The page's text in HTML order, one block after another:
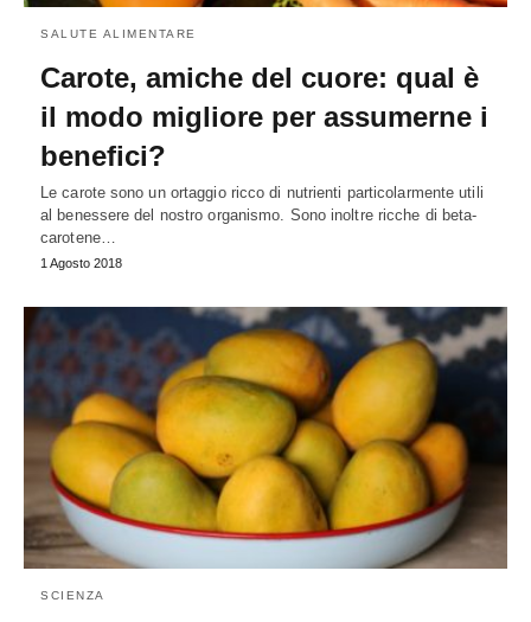
SALUTE ALIMENTARE
Carote, amiche del cuore: qual è
il modo migliore per assumerne i
benefici?
Le carote sono un ortaggio ricco di nutrienti particolarmente utili
al benessere del nostro organismo. Sono inoltre ricche di beta-
carotene…
1 Agosto 2018
SCIENZA